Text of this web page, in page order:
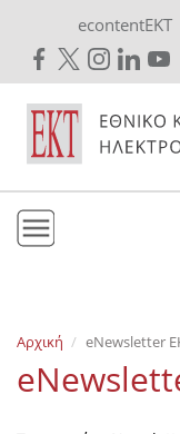
econtentEKT
Εκδόσεις
Ενημέρωση
Αρχική eNewsletter